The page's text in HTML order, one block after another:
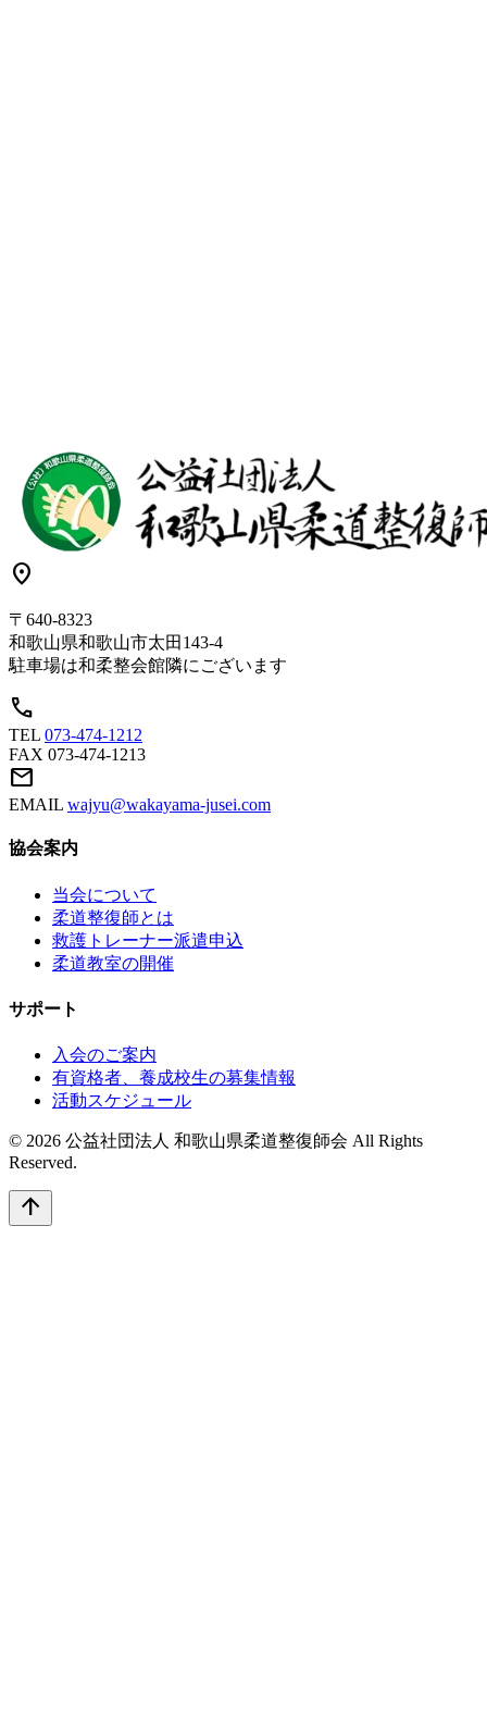
location_on
〒640-8323
和歌山県和歌山市太田143-4
駐車場は和柔整会館隣にございます
call
TEL 073-474-1212
FAX 073-474-1213
mail
EMAIL wajyu@wakayama-jusei.com
協会案内
当会について
柔道整復師とは
救護トレーナー派遣申込
柔道教室の開催
サポート
入会のご案内
有資格者、養成校生の募集情報
活動スケジュール
© 2026 公益社団法人 和歌山県柔道整復師会 All Rights
Reserved.
arrow_upward